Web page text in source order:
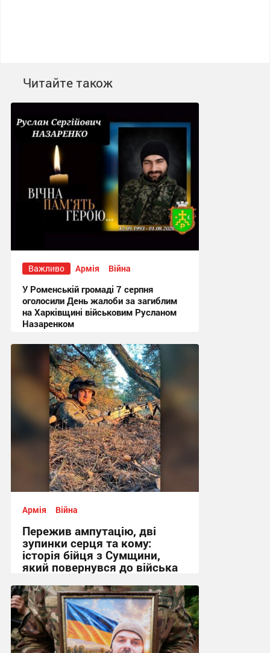
Читайте також
Важливо Армія Війна
У Роменській громаді 7 серпня
оголосили День жалоби за загиблим
на Харківщині військовим Русланом
Назаренком
17:49 вчора
Армія Війна
Пережив ампутацію, дві
зупинки серця та кому:
історія бійця з Сумщини,
який повернувся до війська
09:24, 30.07.2026